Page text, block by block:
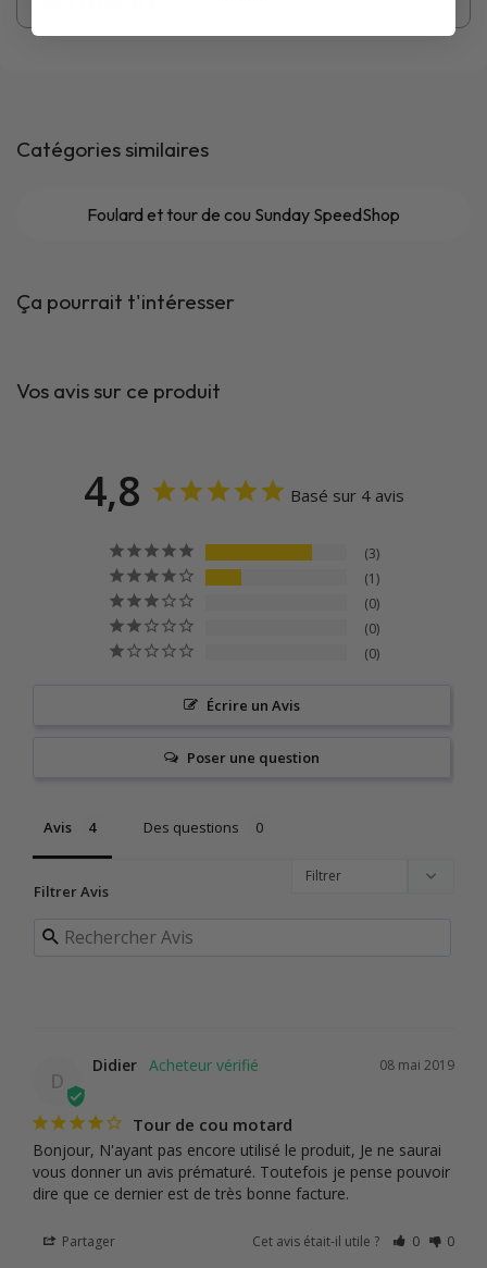
Catégories similaires
Foulard et tour de cou Sunday SpeedShop
Ça pourrait t'intéresser
Vos avis sur ce produit
4,8 Basé sur 4 avis
3
1
0
0
0
Écrire un Avis
Poser une question
Avis Des questions
Filtrer Avis
D
08 mai 2019
Didier
Tour de cou motard
Bonjour, N'ayant pas encore utilisé le produit, Je ne saurai
vous donner un avis prématuré. Toutefois je pense pouvoir
dire que ce dernier est de très bonne facture.
Partager Cet avis était-il utile ? 0 0